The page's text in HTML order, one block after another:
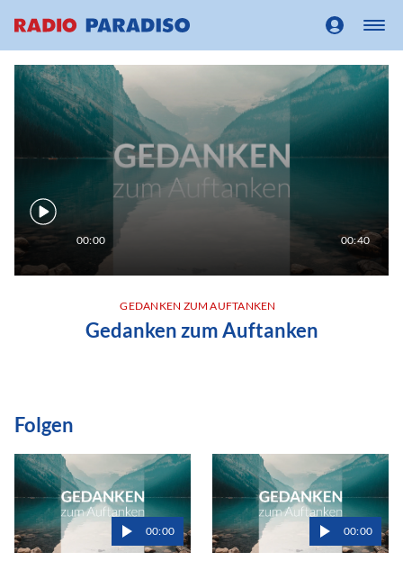
00:00 00:40
GEDANKEN ZUM AUFTANKEN
Gedanken zum Auftanken
Folgen
00:00 00:00